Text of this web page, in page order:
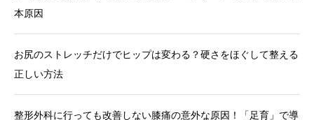
本原因
お尻のストレッチだけでヒップは変わる？硬さをほぐして整える
正しい方法
整形外科に行っても改善しない膝痛の意外な原因！「足育」で導